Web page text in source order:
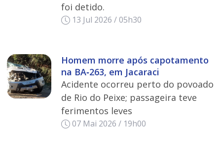
foi detido.
13 Jul 2026 / 05h30
Homem morre após capotamento
na BA‑263, em Jacaraci
Acidente ocorreu perto do povoado
de Rio do Peixe; passageira teve
ferimentos leves
07 Mai 2026 / 19h00